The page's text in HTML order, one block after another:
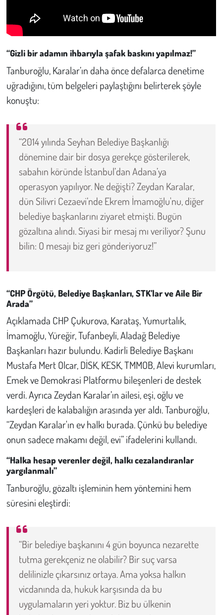
“Gizli bir adamın ihbarıyla şafak baskını yapılmaz!”
Tanburoğlu, Karalar’ın daha önce defalarca denetime
uğradığını, tüm belgeleri paylaştığını belirterek şöyle
konuştu:
“2014 yılında Seyhan Belediye Başkanlığı
dönemine dair bir dosya gerekçe gösterilerek,
sabahın köründe İstanbul’dan Adana’ya
operasyon yapılıyor. Ne değişti? Zeydan Karalar,
dün Silivri Cezaevi’nde Ekrem İmamoğlu'nu, diğer
belediye başkanlarını ziyaret etmişti. Bugün
gözaltına alındı. Siyasi bir mesaj mı veriliyor? Şunu
bilin: O mesajı biz geri gönderiyoruz!”
“CHP Örgütü, Belediye Başkanları, STK’lar ve Aile Bir
Arada”
Açıklamada CHP Çukurova, Karataş, Yumurtalık,
İmamoğlu, Yüreğir, Tufanbeyli, Aladağ Belediye
Başkanları hazır bulundu. Kadirli Belediye Başkanı
Mustafa Mert Olcar, DİSK, KESK, TMMOB, Alevi kurumları,
Emek ve Demokrasi Platformu bileşenleri de destek
verdi. Ayrıca Zeydan Karalar’ın ailesi, eşi, oğlu ve
kardeşleri de kalabalığın arasında yer aldı. Tanburoğlu,
“Zeydan Karalar'ın ev halkı burada. Çünkü bu belediye
onun sadece makamı değil, evi” ifadelerini kullandı.
“Halka hesap verenler değil, halkı cezalandıranlar
yargılanmalı”
Tanburoğlu, gözaltı işleminin hem yöntemini hem
süresini eleştirdi:
“Bir belediye başkanını 4 gün boyunca nezarette
tutma gerekçeniz ne olabilir? Bir suç varsa
delilinizle çıkarsınız ortaya. Ama yoksa halkın
vicdanında da, hukuk karşısında da bu
uygulamaların yeri yoktur. Biz bu ülkenin